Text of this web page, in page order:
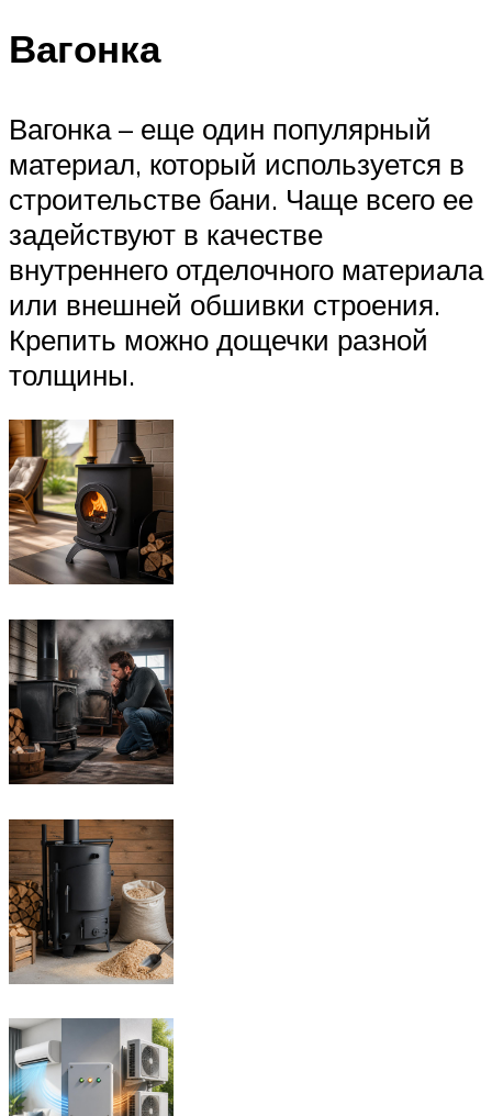
Вагонка
Вагонка – еще один популярный
материал, который используется в
строительстве бани. Чаще всего ее
задействуют в качестве
внутреннего отделочного материала
или внешней обшивки строения.
Крепить можно дощечки разной
толщины.